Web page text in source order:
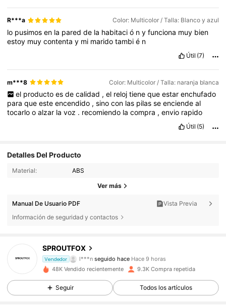
R***a Color: Multicolor / Talla: Blanco y azul
lo pusimosen la paredde la habitació nyfunciona muy bien
estoy muycontentay mi maridotambié n
Útil (7)
m***8 Color: Multicolor / Talla: naranja blanca
el producto es de calidad , el reloj tiene que estar enchufado
paraqueesteencendido ,sinocon las pilasseenciendeal
tocarlooalzar lavoz . recomiendo lacompra ,envio rapido
Útil (5)
Detalles Del Producto
Material: ABS
Ver más
Manual De Usuario PDF
Vista Previa
Información de seguridad y contactos
SPROUTFOX
Vendedor
l***n
c***2está navegando
4,84
3.3K Seguidores
48K Vendido recientemente 9.3K Compra repetida
Seguir Todos los artículos